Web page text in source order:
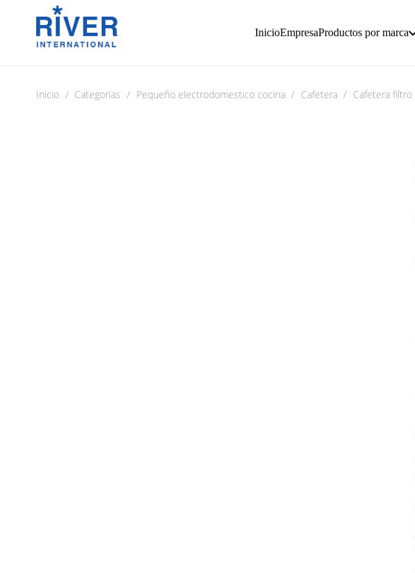
InicioEmpresaProductos por marca
Inicio / Categorias / Pequeño electrodomestico cocina / Cafetera / Cafetera filtro